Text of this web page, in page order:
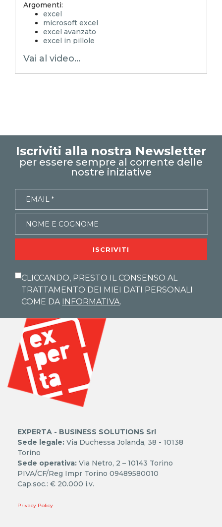
Argomenti:
excel
microsoft excel
excel avanzato
excel in pillole
EXCELtrucchiesegreti
xlsx
box di testo
casella di testo dinamica
gestire gli a capo
funzione CONCAT
Vai al video...
Iscriviti alla nostra Newsletter
per essere sempre al corrente delle
nostre iniziative
ISCRIVITI
CLICCANDO, PRESTO IL CONSENSO AL
TRATTAMENTO DEI MIEI DATI PERSONALI
COME DA INFORMATIVA.
EXPERTA - BUSINESS SOLUTIONS Srl
Sede legale: Via Duchessa Jolanda, 38 - 10138
Torino
Sede operativa: Via Netro, 2 – 10143 Torino
PIVA/CF/Reg Impr Torino 09489580010
Cap.soc.: € 20.000 i.v.
Privacy Policy